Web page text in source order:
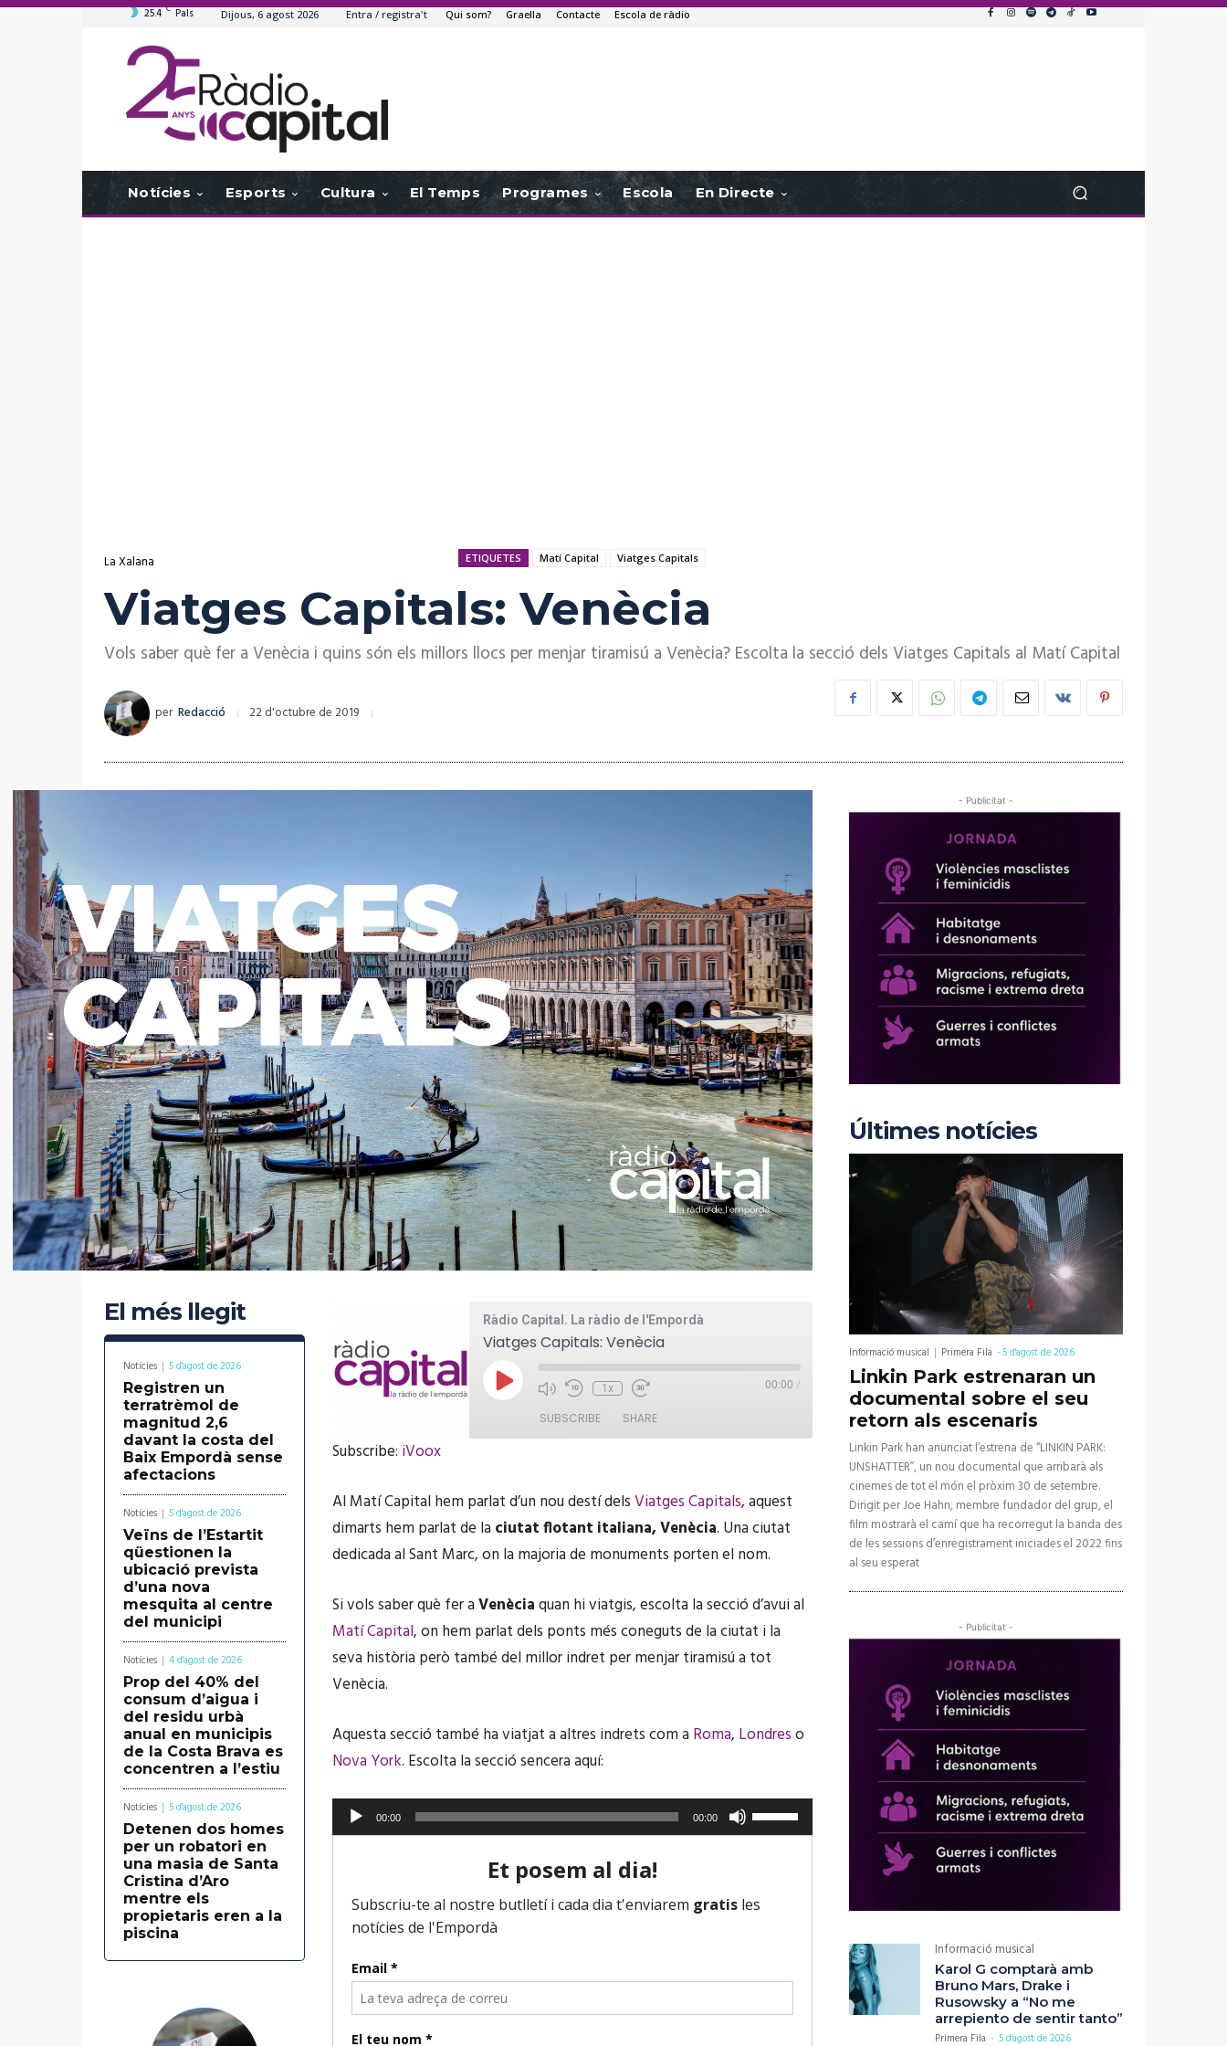
25.4 C Pals Dijous, 6 agost 2026 Entra / registra't Qui som? Graella Contacte Escola de ràdio
Notícies Esports Cultura El Temps Programes Escola En Directe
La Xalana ETIQUETES Matí Capital Viatges Capitals
Viatges Capitals: Venècia
Vols saber què fer a Venècia i quins són els millors llocs per menjar tiramisú a Venècia? Escolta la secció dels Viatges Capitals al Matí Capital
per Redacció 22 d'octubre de 2019
El més llegit
Notícies 5 d'agost de 2026
Registren un
terratrèmol de
magnitud 2,6
davant la costa del
Baix Empordà sense
afectacions
Notícies 5 d'agost de 2026
Veïns de l’Estartit
qüestionen la
ubicació prevista
d’una nova
mesquita al centre
del municipi
Notícies 4 d'agost de 2026
Prop del 40% del
consum d’aigua i
del residu urbà
anual en municipis
de la Costa Brava es
concentren a l’estiu
Notícies 5 d'agost de 2026
Detenen dos homes
per un robatori en
una masia de Santa
Cristina d’Aro
mentre els
propietaris eren a la
piscina
Ràdio Capital. La ràdio de l'Empordà
Viatges Capitals: Venècia
P
l
s
o
d
1x 00:00 /
SUBSCRIBE SHARE
RSS FEED
EMBED
Subscribe: iVoox
Al Matí Capital hem parlat d’un nou destí delsViatges Capitals, aquest
dimarts hem parlat de la ciutat flotant italiana, Venècia. Una ciutat
dedicada al Sant Marc, on la majoria de monuments porten el nom.
Si vols saber què fer aVenèciaquan hi viatgis, escolta la secció d’avui al
Matí Capital, on hem parlat dels ponts més coneguts de la ciutat i la
seva història però també del millor indret per menjar tiramisú a tot
Venècia.
Aquesta secció també ha viatjat a altres indrets com a Roma, Londreso
Nova York. Escolta la secció sencera aquí:
e
00:00 00:00
F
e
- Publicitat -
Últimes notícies
Informació musical Primera Fila -5 d'agost de 2026
Linkin Park estrenaran un
documental sobre el seu
retorn als escenaris
Linkin Park han anunciat l’estrena de “LINKIN PARK:
UNSHATTER”, un nou documental que arribarà als
cinemes de tot el món el pròxim 30 de setembre.
Dirigit per Joe Hahn, membre fundador del grup, el
film mostrarà el camí que ha recorregut la banda des
de les sessions d’enregistrament iniciades el 2022 fins
al seu esperat
- Publicitat -
Informació musical
Karol G comptarà amb
Bruno Mars, Drake i
Rusowsky a “No me
arrepiento de sentir tanto”
Primera Fila - 5 d'agost de 2026